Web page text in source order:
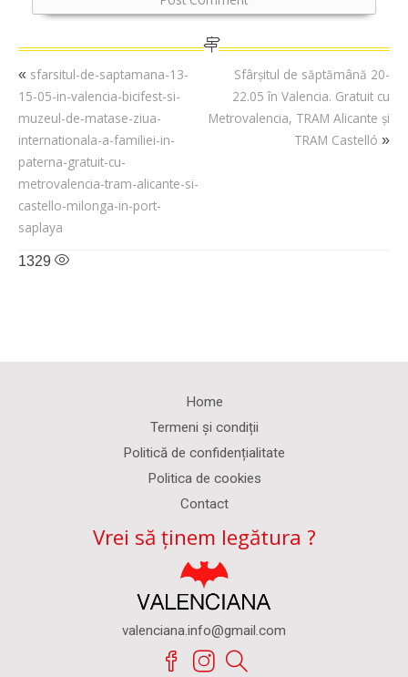
« sfarsitul-de-saptamana-13-
15-05-in-valencia-bicifest-si-
muzeul-de-matase-ziua-
internationala-a-familiei-in-
paterna-gratuit-cu-
metrovalencia-tram-alicante-si-
castello-milonga-in-port-
saplaya
Sfârșitul de săptămână 20-
22.05 în Valencia. Gratuit cu
Metrovalencia, TRAM Alicante și
TRAM Castelló »
1329
Home
Termeni și condiții
Politică de confidențialitate
Politica de cookies
Contact
Vrei să ținem legătura ?
valenciana.info@gmail.com